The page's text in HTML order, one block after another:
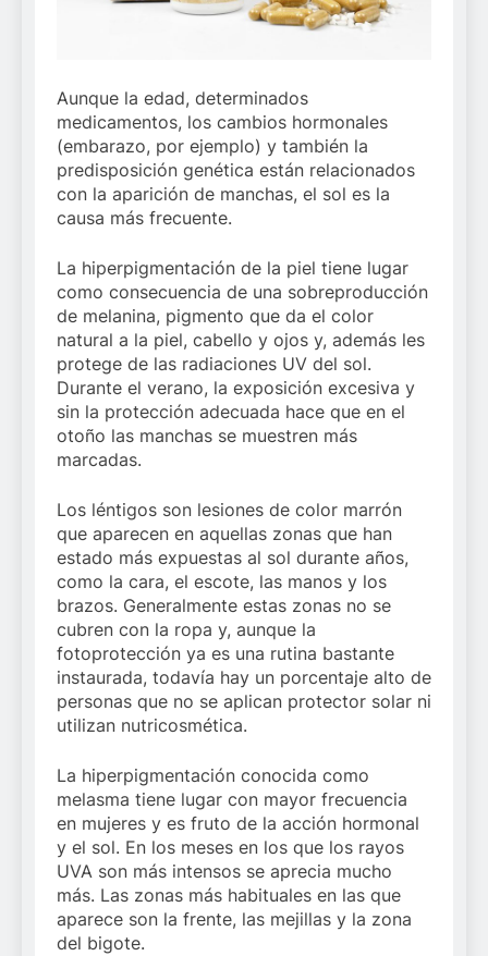
Aunque la edad, determinados
medicamentos, los cambios hormonales
(embarazo, por ejemplo) y también la
predisposición genética están relacionados
con la aparición de manchas, el sol es la
causa más frecuente.
La hiperpigmentación de la piel tiene lugar
como consecuencia de una sobreproducción
de melanina, pigmento que da el color
natural a la piel, cabello y ojos y, además les
protege de las radiaciones UV del sol.
Durante el verano, la exposición excesiva y
sin la protección adecuada hace que en el
otoño las manchas se muestren más
marcadas.
Los léntigos son lesiones de color marrón
que aparecen en aquellas zonas que han
estado más expuestas al sol durante años,
como la cara, el escote, las manos y los
brazos. Generalmente estas zonas no se
cubren con la ropa y, aunque la
fotoprotección ya es una rutina bastante
instaurada, todavía hay un porcentaje alto de
personas que no se aplican protector solar ni
utilizan nutricosmética.
La hiperpigmentación conocida como
melasma tiene lugar con mayor frecuencia
en mujeres y es fruto de la acción hormonal
y el sol. En los meses en los que los rayos
UVA son más intensos se aprecia mucho
más. Las zonas más habituales en las que
aparece son la frente, las mejillas y la zona
del bigote.